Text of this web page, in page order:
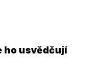
ho usvědčují